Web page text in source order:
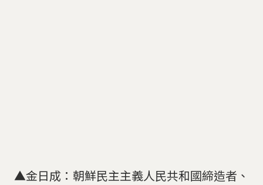
▲金日成：朝鮮民主主義人民共和國締造者、